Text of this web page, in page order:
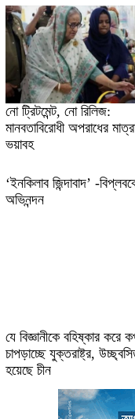
নো ট্রিটমেন্ট, নো রিলিজ:
মানবতাবিরোধী অপরাধের
ভয়াবহ
‘ইনকিলাব জিন্দাবাদ’ -
অভিনন্দন
যে বিজ্ঞানীকে বহিষ্কার করে
চাপড়াচ্ছে যুক্তরাষ্ট্র,
হয়েছে চীন